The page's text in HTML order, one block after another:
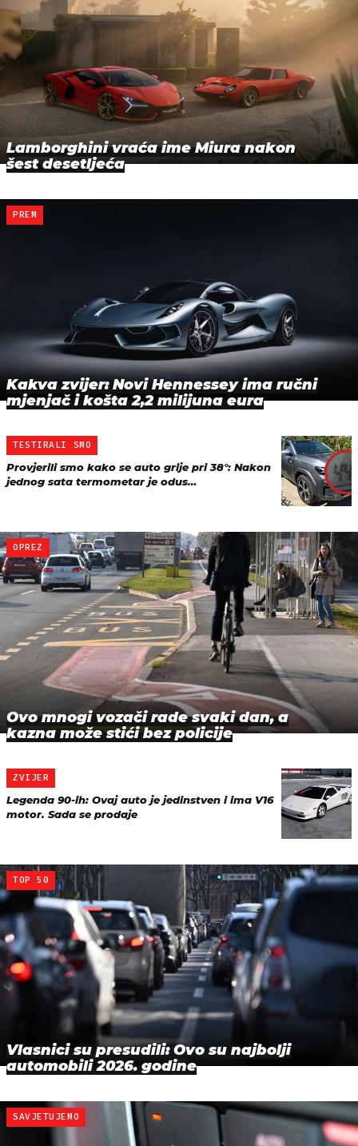
Lamborghini vraća ime Miura nakon
šest desetljeća
PREM
Kakva zvijer: Novi Hennessey ima ručni
mjenjač i košta 2,2 milijuna eura
TESTIRALI SMO
Provjerili smo kako se auto grije pri 38°: Nakon
jednog sata termometar je odus…
OPREZ
Ovo mnogi vozači rade svaki dan, a
kazna može stići bez policije
ZVIJER
Legenda 90-ih: Ovaj auto je jedinstven i ima V16
motor. Sada se prodaje
TOP 50
Vlasnici su presudili: Ovo su najbolji
automobili 2026. godine
SAVJETUJEMO